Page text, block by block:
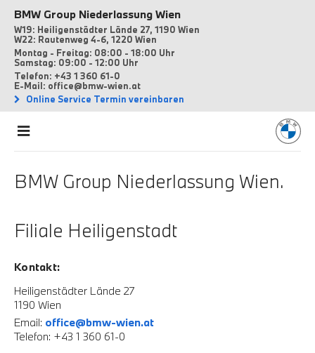
BMW Group Niederlassung Wien
W19: Heiligenstädter Lände 27, 1190 Wien
W22: Rautenweg 4-6, 1220 Wien
Montag - Freitag: 08:00 - 18:00 Uhr
Samstag: 09:00 - 12:00 Uhr
Telefon: +43 1 360 61-0
E-Mail: office@bmw-wien.at
Online Service Termin vereinbaren
BMW Group Niederlassung Wien.
Filiale Heiligenstadt
Kontakt:
Heiligenstädter Lände 27
1190 Wien
Email: office@bmw-wien.at
Telefon: +43 1 360 61-0